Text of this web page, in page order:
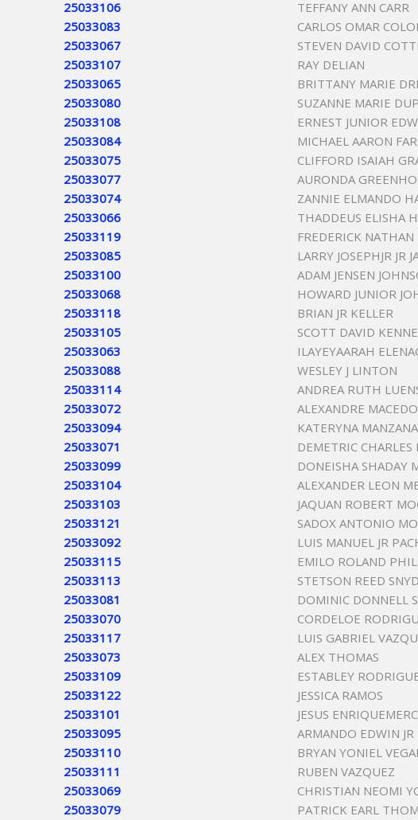
25033106
TEFFANY ANN CARR
25033083
CARLOS OMAR
25033067
STEVEN DAVID
25033107
RAY DELIAN
25033065
BRITTANY MARIE
25033080
SUZANNE MARIE
25033108
ERNEST JUNIOR
25033084
MICHAEL AARON
25033075
CLIFFORD ISAIAH
25033077
AURONDA
25033074
ZANNIE ELMANDO
25033066
THADDEUS ELISHA
25033119
FREDERICK
25033085
LARRY JOSEPHJR JR
25033100
ADAM JENSEN
25033068
HOWARD JUNIOR
25033118
BRIAN JR KELLER
25033105
SCOTT DAVID
25033063
ILAYEYAARAH
25033088
WESLEY J LINTON
25033114
ANDREA RUTH
25033072
ALEXANDRE
25033094
KATERYNA
25033071
DEMETRIC CHARLES
25033099
DONEISHA SHADAY
25033104
ALEXANDER LEON
25033103
JAQUAN ROBERT
25033121
SADOX ANTONIO
25033092
LUIS MANUEL JR
25033115
EMILO ROLAND
25033113
STETSON REED
25033081
DOMINIC DONNELL
25033070
CORDELOE
25033117
LUIS GABRIEL
25033073
ALEX THOMAS
25033109
ESTABLEY
25033122
JESSICA RAMOS
25033101
JESUS
25033095
ARMANDO EDWIN JR
25033110
BRYAN YONIEL
25033111
RUBEN VAZQUEZ
25033069
CHRISTIAN NEOMI
25033079
PATRICK EARL